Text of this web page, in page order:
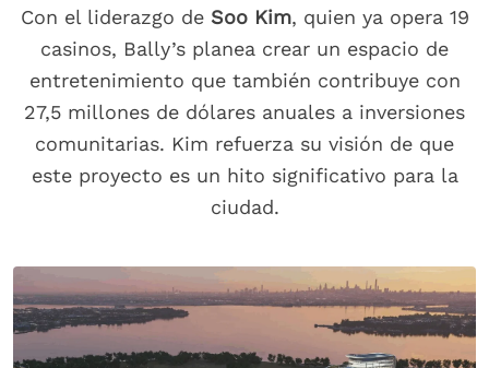
Con el liderazgo de Soo Kim, quien ya opera 19
casinos, Bally’s planea crear un espacio de
entretenimiento que también contribuye con
27,5 millones de dólares anuales a inversiones
comunitarias. Kim refuerza su visión de que
este proyecto es un hito significativo para la
ciudad.